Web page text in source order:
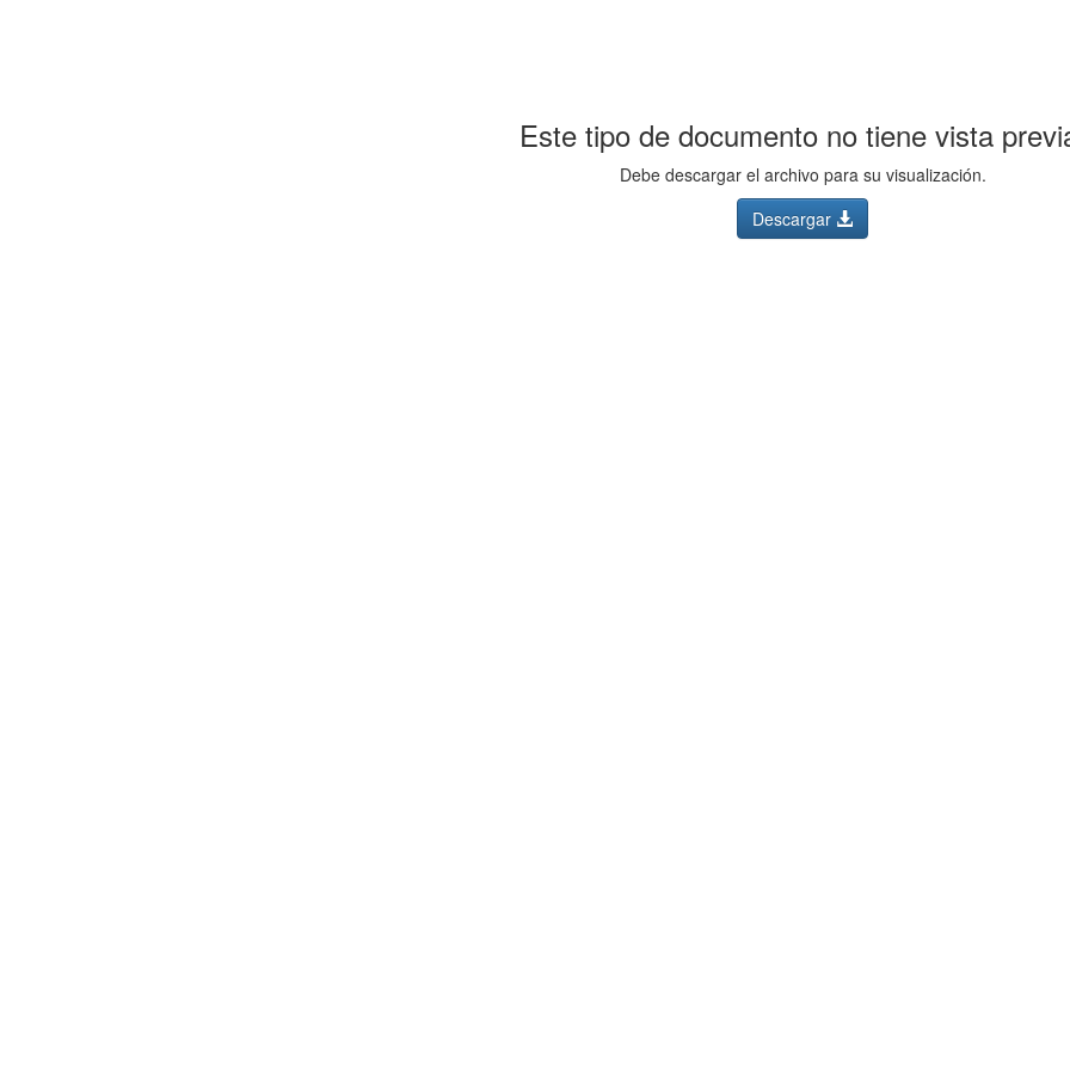
Este tipo de documento no tiene vista
Debe descargar el archivo para su visualización.
Descargar